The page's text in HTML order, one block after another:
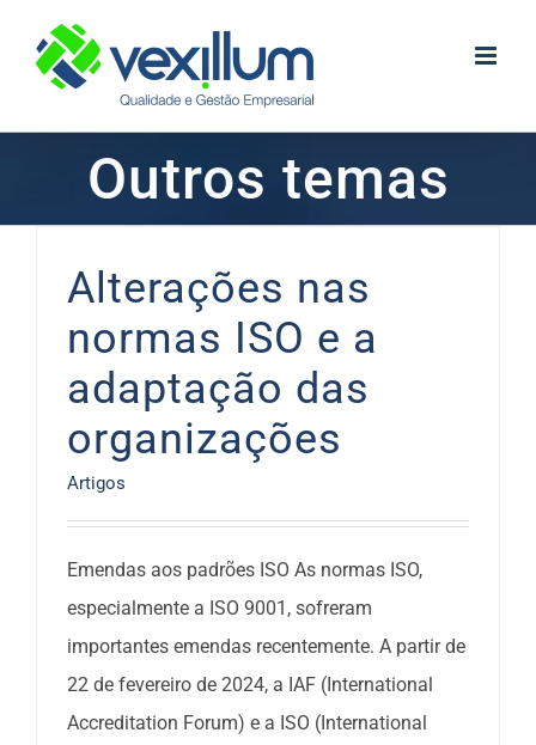
content
Outros temas
Alterações nas
normas ISO e a
adaptação das
organizações
Artigos
Emendas aos padrões ISO As normas ISO,
especialmente a ISO 9001, sofreram
importantes emendas recentemente. A partir de
22 de fevereiro de 2024, a IAF (International
Accreditation Forum) e a ISO (International